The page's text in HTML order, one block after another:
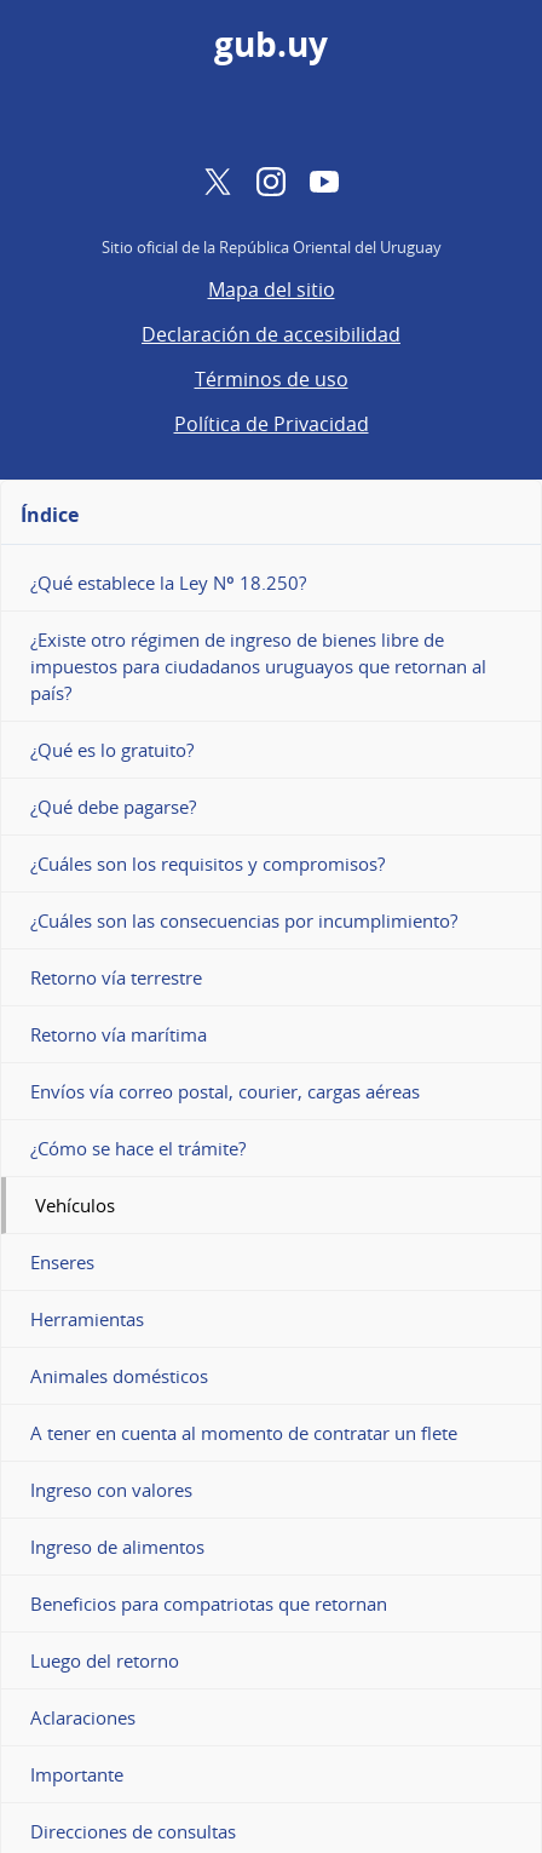
gub.uy
TwitterInstagramYouTube
Sitio oficial de la República Oriental del Uruguay
Mapa del sitio
Declaración de accesibilidad
Términos de uso
Política de Privacidad
Índice
¿Qué establece la Ley Nº 18.250?
¿Existe otro régimen de ingreso de bienes libre de
impuestos para ciudadanos uruguayos que retornan al
país?
¿Qué es lo gratuito?
¿Qué debe pagarse?
¿Cuáles son los requisitos y compromisos?
¿Cuáles son las consecuencias por incumplimiento?
Retorno vía terrestre
Retorno vía marítima
Envíos vía correo postal, courier, cargas aéreas
¿Cómo se hace el trámite?
Vehículos
Enseres
Herramientas
Animales domésticos
A tener en cuenta al momento de contratar un flete
Ingreso con valores
Ingreso de alimentos
Beneficios para compatriotas que retornan
Luego del retorno
Aclaraciones
Importante
Direcciones de consultas